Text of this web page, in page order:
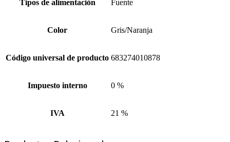
Tipos de alimentación Fuente
Color Gris/Naranja
Código universal de producto 683274010878
Impuesto interno 0 %
IVA 21 %